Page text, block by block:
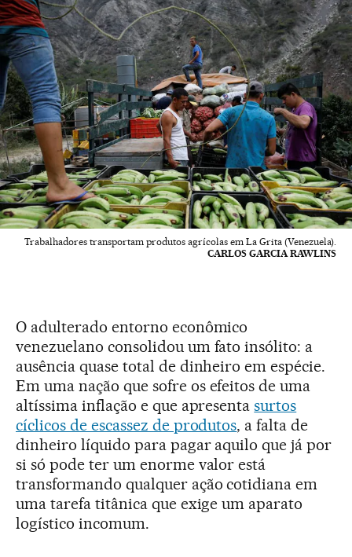
Trabalhadores transportam produtos agrícolas em La Grita (Venezuela).
CARLOS GARCIA RAWLINS
O adulterado entorno econômico
venezuelano consolidou um fato insólito: a
ausência quase total de dinheiro em espécie.
Em uma nação que sofre os efeitos de uma
altíssima inflação e que apresentasurtos
cíclicos de escassez de produtos, a falta de
dinheiro líquido para pagar aquilo que já por
si só pode ter um enorme valor está
transformando qualquer ação cotidiana em
uma tarefa titânica que exige um aparato
logístico incomum.